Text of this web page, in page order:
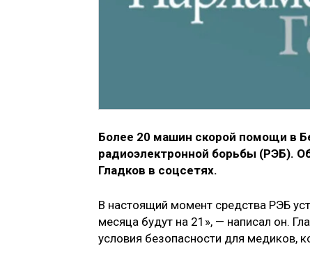
Более 20 машин скорой помощи в
радиоэлектронной борьбы (РЭБ).
Гладков в соцсетях.
В настоящий момент средства РЭБ
месяца будут на 21», — написал он.
условия безопасности для медиков,